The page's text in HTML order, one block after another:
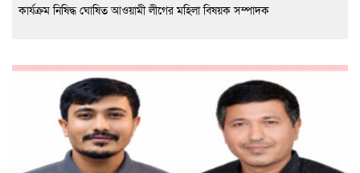
কার্যক্রম নিষিদ্ধ ঘোষিত আওয়ামী লীগের মহিলা বিষয়ক সম্পাদক